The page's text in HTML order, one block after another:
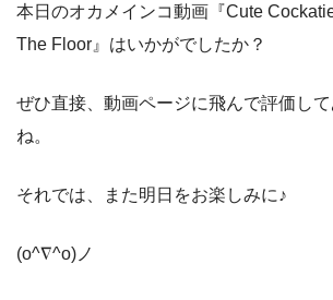
本日のオカメインコ動画『Cute
The Floor』はいかがでしたか？
ぜひ直接、動画ページに飛んで評価し
ね。
それでは、また明日をお楽しみに♪
(o^∇^o)ノ